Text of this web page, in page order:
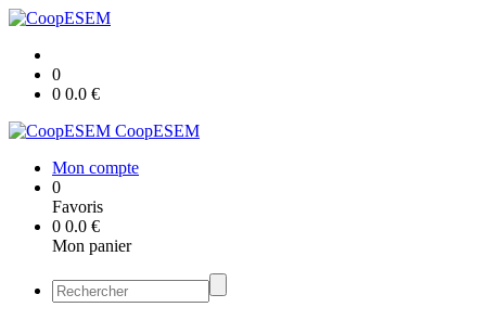
0
0 0.0 €
CoopESEM
Mon compte
0
Favoris
0 0.0 €
Mon panier